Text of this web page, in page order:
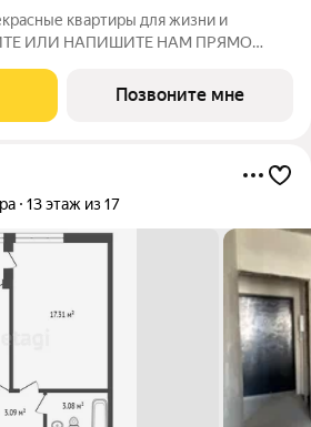
квартиры для жизни и
ИЛИ НАПИШИТЕ НАМ ПРЯМО
срок ввода в эксплуатацию: 1
Позвоните мне
13 этаж из 17